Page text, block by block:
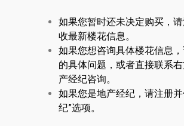
楼花地图
楼花转让专区
多伦多市中心楼花项目
怡陶碧谷社区介绍
如果您暂时还未决定购买，
收最新楼花信息。
如果您想咨询具体楼花信息
的具体问题，或者直接联系
产经纪咨询。
如果您是地产经纪，请注册
纪”选项。